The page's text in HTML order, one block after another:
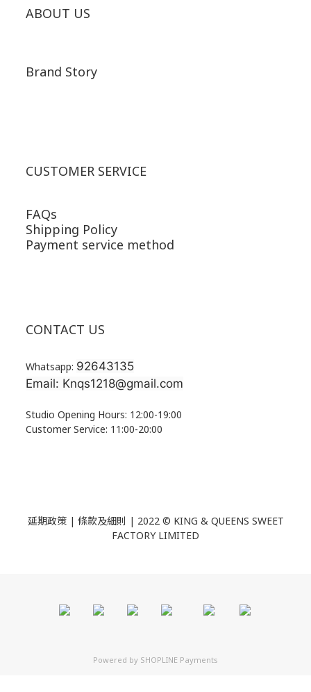
ABOUT US
Brand Story
CUSTOMER SERVICE
FAQs
Shipping Policy
Payment service method
CONTACT US
Whatsapp: 92643135
Email: Knqs1218@gmail.com
Studio Opening Hours: 12:00-19:00
Customer Service: 11:00-20:00
延期政策 | 條款及細則 | 2022 © KING & QUEENS SWEET
FACTORY LIMITED
Powered by SHOPLINE Payments